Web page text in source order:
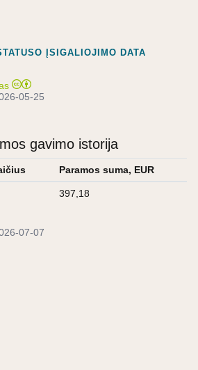
ĮSIGALIOJIMO DATA
05-25
gavimo istorija
Paramos suma, EUR
397,18
07-07